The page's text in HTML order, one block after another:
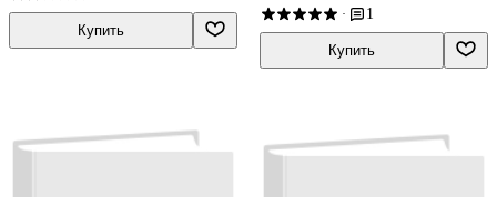
Купить
· 1
Купить